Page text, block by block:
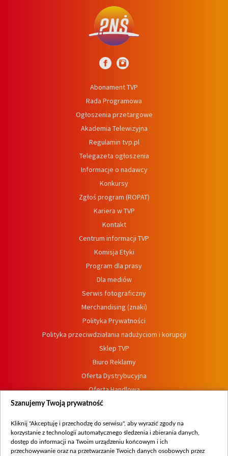
Abonament TVP
Rada Programowa
Ogłoszenia przetargowe
Akademia Telewizyjna
Regulamin tvp.pl
Telegazeta ogłoszenia
Informacje o nadawcy
Konkursy
Zgłoś program (ROPAT)
Kariera w TVP
Kontakt
Centrum informacji TVP
Komisja Etyki
Program dla prasy
Dla mediów
Serwis fotograficzny
Merchandising (znaki)
Polityka Prywatności
Polityka przeciwdziałania nadużyciom i korupcji
Sklep TVP
Biuro Reklamy
Oferta Dystrybucyjna
Oferta Handlowa
Dostępność
Procedura zgłoszeń wewnętrznych
Szanujemy Twoją prywatność
Kliknij "Akceptuję i przechodzę do serwisu", aby wyrazić zgody na
korzystanie z technologii automatycznego śledzenia i zbierania danych,
dostęp do informacji na Twoim urządzeniu końcowym i ich
przechowywanie oraz na przetwarzanie Twoich danych osobowych przez